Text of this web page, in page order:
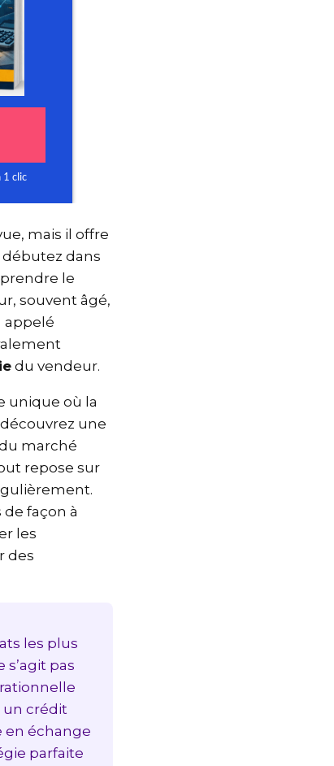
mais il offre
débutez dans
le
souvent âgé,
appelé
du vendeur.
unique où la
découvrez une
marché
repose sur
façon à
les
des
les plus
pas
un crédit
en échange
parfaite